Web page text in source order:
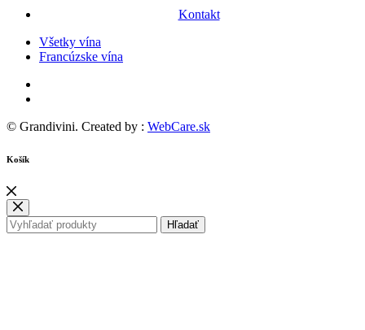
Kontakt
Všetky vína
Francúzske vína
© Grandivini. Created by : WebCare.sk
Košík
Hľadať